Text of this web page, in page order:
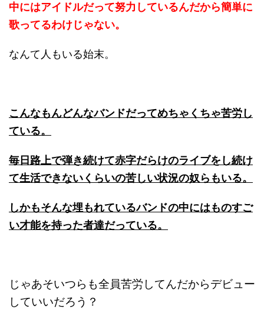
中にはアイドルだって努力しているんだから簡単に
歌ってるわけじゃない。
なんて人もいる始末。
こんなもんどんなバンドだってめちゃくちゃ苦労し
ている。
毎日路上で弾き続けて赤字だらけのライブをし続け
て生活できないくらいの苦しい状況の奴らもいる。
しかもそんな埋もれているバンドの中にはものすご
い才能を持った者達だっている。
じゃあそいつらも全員苦労してんだからデビュー
していいだろう？